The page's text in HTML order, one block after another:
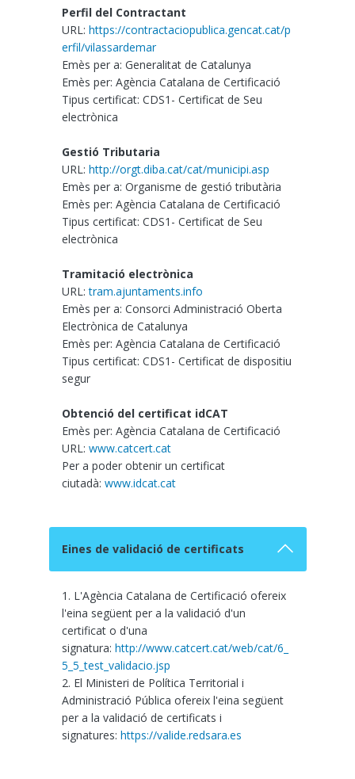
Perfil del Contractant
URL:https://contractaciopublica.gencat.cat/p
erfil/vilassardemar
Emès per a: Generalitat de Catalunya
Emès per: Agència Catalana de Certificació
Tipus certificat: CDS1- Certificat de Seu
electrònica
Gestió Tributaria
URL: http://orgt.diba.cat/cat/municipi.asp
Emès per a: Organisme de gestió tributària
Emès per: Agència Catalana de Certificació
Tipus certificat: CDS1- Certificat de Seu
electrònica
Tramitació electrònica
URL:tram.ajuntaments.info
Emès per a: Consorci Administració Oberta
Electrònica de Catalunya
Emès per: Agència Catalana de Certificació
Tipus certificat: CDS1- Certificat de dispositiu
segur
Obtenció del certificat idCAT
Emès per: Agència Catalana de Certificació
URL:www.catcert.cat
Per a poder obtenir un certificat
ciutadà:www.idcat.cat
Eines de validació de certificats
1. L'Agència Catalana de Certificació ofereix
l'eina següent per a la validació d'un
certificat o d'una
signatura:http://www.catcert.cat/web/cat/6_
5_5_test_validacio.jsp
2. El Ministeri de Política Territorial i
Administració Pública ofereix l'eina següent
per a la validació de certificats i
signatures:https://valide.redsara.es